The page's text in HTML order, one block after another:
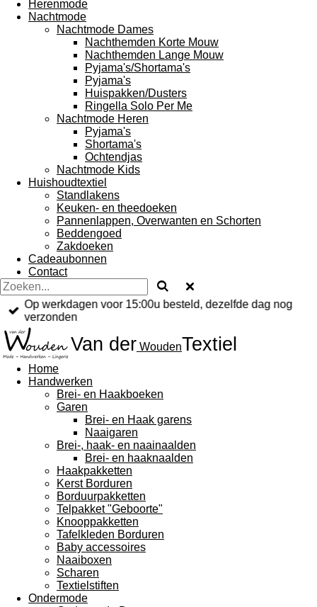
Herenmode
Nachtmode
Nachtmode Dames
Nachthemden Korte Mouw
Nachthemden Lange Mouw
Pyjama's/Shortama's
Pyjama's
Huispakken/Dusters
Ringella Solo Per Me
Nachtmode Heren
Pyjama's
Shortama's
Ochtendjas
Nachtmode Kids
Huishoudtextiel
Standlakens
Keuken- en theedoeken
Pannenlappen, Overwanten en Schorten
Beddengoed
Zakdoeken
Cadeaubonnen
Contact
Op werkdagen voor 15:00u besteld, dezelfde dag nog
verzonden
Van der WoudenTextiel
Home
Handwerken
Brei- en Haakboeken
Garen
Brei- en Haak garens
Naaigaren
Brei-, haak- en naainaalden
Brei- en haaknaalden
Haakpakketten
Kerst Borduren
Borduurpakketten
Telpakket "Geboorte"
Knooppakketten
Tafelkleden Borduren
Baby accessoires
Naaiboxen
Scharen
Textielstiften
Ondermode